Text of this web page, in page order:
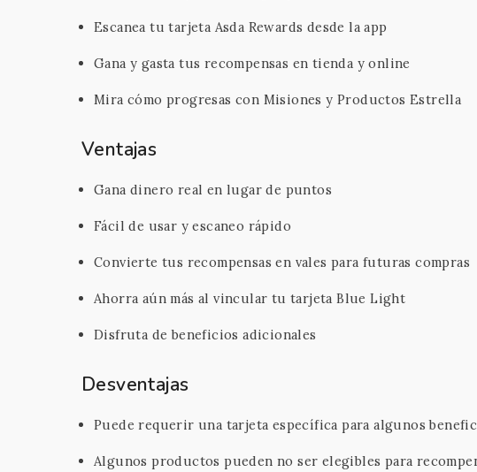
Escanea tu tarjeta Asda Rewards desde la app
Gana y gasta tus recompensas en tienda y online
Mira cómo progresas con Misiones y Productos Estrella
Ventajas
Gana dinero real en lugar de puntos
Fácil de usar y escaneo rápido
Convierte tus recompensas en vales para futuras compras
Ahorra aún más al vincular tu tarjeta Blue Light
Disfruta de beneficios adicionales
Desventajas
Puede requerir una tarjeta específica para algunos
Algunos productos pueden no ser elegibles para